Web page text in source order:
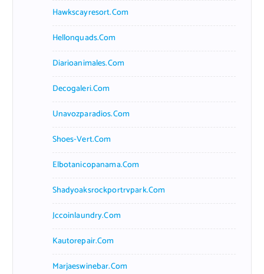
Hawkscayresort.com
Hellonquads.com
Diarioanimales.com
Decogaleri.com
Unavozparadios.com
Shoes-Vert.com
Elbotanicopanama.com
Shadyoaksrockportrvpark.com
Jccoinlaundry.com
Kautorepair.com
Marjaeswinebar.com